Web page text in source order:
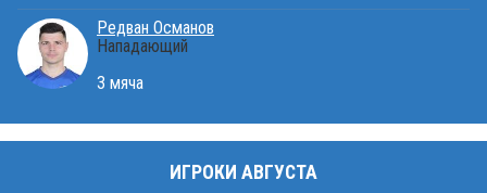
Редван Османов
Нападающий
3 мяча
ИГРОКИ АВГУСТА